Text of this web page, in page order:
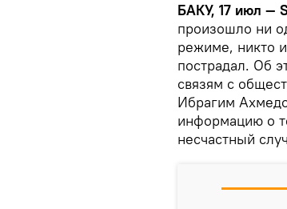
БАКУ, 17 июл —
произошло ни
режиме, никто
пострадал. Об
связям с
Ибрагим
информацию о
несчастный